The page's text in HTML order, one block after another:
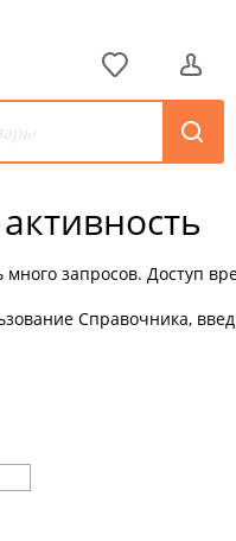
много запросов. Доступ
Справочника,